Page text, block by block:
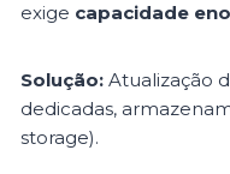
exige capacidade
Solução: Atualização
dedicadas,
storage).